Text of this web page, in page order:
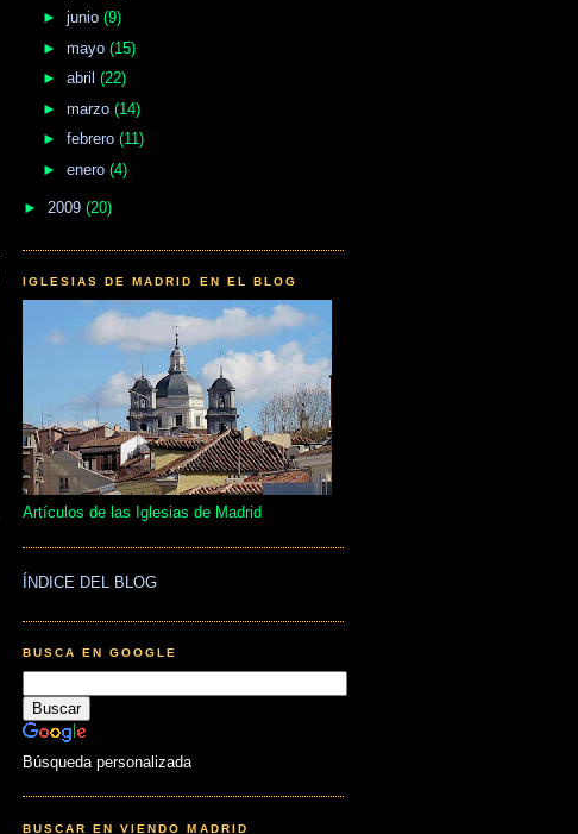
► junio (9)
► mayo (15)
► abril (22)
► marzo (14)
► febrero (11)
► enero (4)
► 2009 (20)
IGLESIAS DE MADRID EN EL BLOG
Artículos de las Iglesias de Madrid
ÍNDICE DEL BLOG
BUSCA EN GOOGLE
Búsqueda personalizada
BUSCAR EN VIENDO MADRID